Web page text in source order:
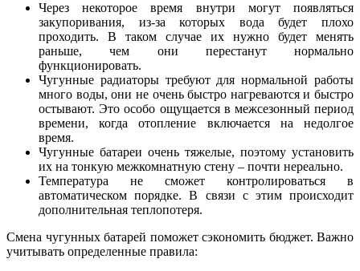
Через некоторое время внутри могут появляться
закупоривания, из-за которых вода будет плохо
проходить. В таком случае их нужно будет менять
раньше, чем они перестанут нормально
функционировать.
Чугунные радиаторы требуют для нормальной работы
много воды, они не очень быстро нагреваются и быстро
остывают. Это особо ощущается в межсезонный период
времени, когда отопление включается на недолгое
время.
Чугунные батареи очень тяжелые, поэтому установить
их на тонкую межкомнатную стену – почти нереально.
Температура не сможет контролироваться в
автоматическом порядке. В связи с этим происходит
дополнительная теплопотеря.
Смена чугунных батарей поможет сэкономить бюджет. Важно
учитывать определенные правила: